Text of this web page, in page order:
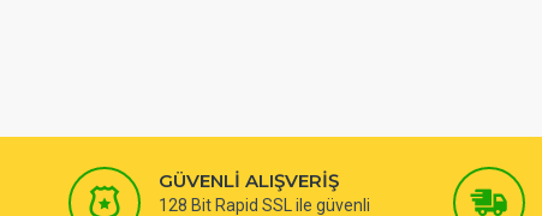
GÜVENLİ ALIŞVERİŞ
128 Bit Rapid SSL ile güvenli